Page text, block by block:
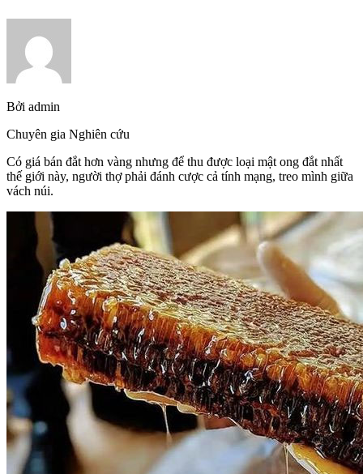
Bởi admin
Chuyên gia Nghiên cứu
Có giá bán đắt hơn vàng nhưng để thu được loại mật ong đắt nhất
thế giới này, người thợ phải đánh cược cả tính mạng, treo mình giữa
vách núi.